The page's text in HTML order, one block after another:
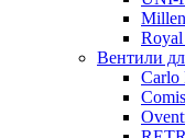
Вентили
Carlo